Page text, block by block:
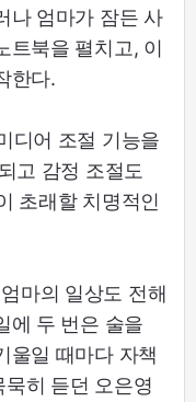
나 엄마가 잠든 사
트북을 펼치고, 이
한다.
디어 조절 기능을
고 감정 조절도
초래할 치명적인
마의 일상도 전해
에 두 번은 술을
울일 때마다 자책
히 듣던 오은영